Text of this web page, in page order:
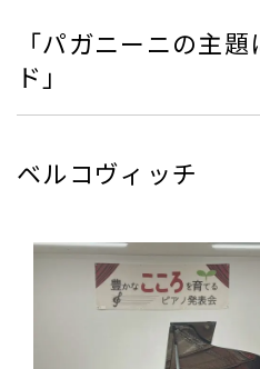
「パガニーニの主
ド」
ベルコヴィッチ